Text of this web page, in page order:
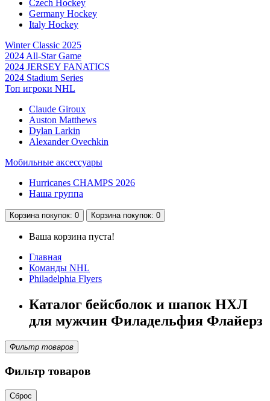
Czech Hockey
Germany Hockey
Italy Hockey
Winter Classic 2025
2024 All-Star Game
2024 JERSEY FANATICS
2024 Stadium Series
Топ игроки NHL
Claude Giroux
Auston Matthews
Dylan Larkin
Alexander Ovechkin
Мобильные аксессуары
Hurricanes CHAMPS 2026
Наша группа
Корзина покупок: 0 Корзина покупок: 0
Ваша корзина пуста!
Главная
Команды NHL
Philadelphia Flyers
Каталог бейсболок и шапок НХЛ
для мужчин Филадельфия Флайерз
Фильтр товаров
Фильтр товаров
Сброс